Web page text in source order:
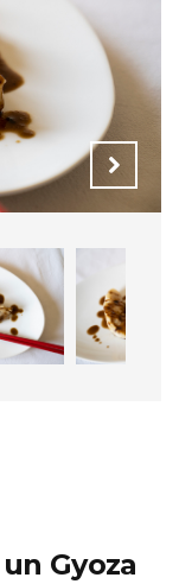
Gyoza